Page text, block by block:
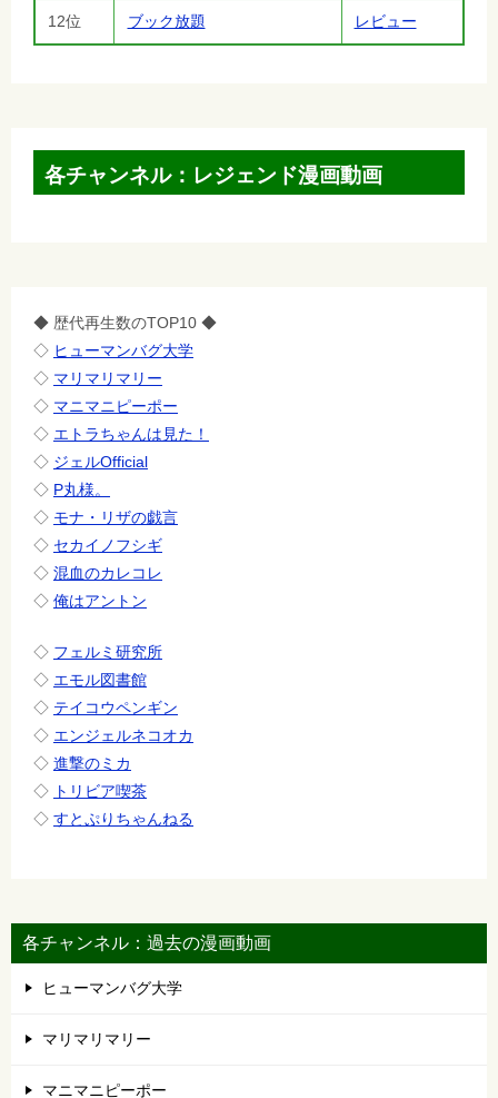
12位 ブック放題 レビュー
各チャンネル：レジェンド漫画動画
◆ 歴代再生数のTOP10 ◆
◇ ヒューマンバグ大学
◇ マリマリマリー
◇ マニマニピーポー
◇ エトラちゃんは見た！
◇ ジェルOfficial
◇ P丸様。
◇ モナ・リザの戯言
◇ セカイノフシギ
◇ 混血のカレコレ
◇ 俺はアントン
◇ フェルミ研究所
◇ エモル図書館
◇ テイコウペンギン
◇ エンジェルネコオカ
◇ 進撃のミカ
◇ トリビア喫茶
◇ すとぷりちゃんねる
各チャンネル：過去の漫画動画
ヒューマンバグ大学
マリマリマリー
マニマニピーポー